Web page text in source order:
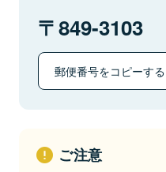
849-3103
郵便番号をコピーする
ご注意